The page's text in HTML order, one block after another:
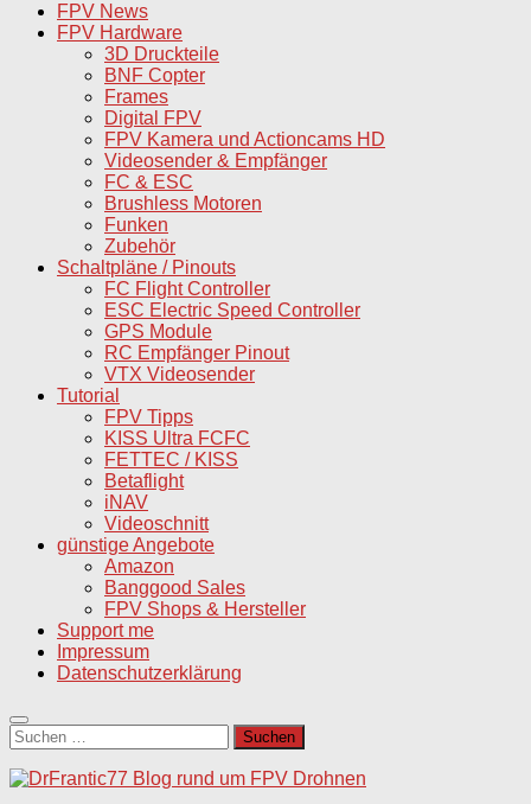
FPV News
FPV Hardware
3D Druckteile
BNF Copter
Frames
Digital FPV
FPV Kamera und Actioncams HD
Videosender & Empfänger
FC & ESC
Brushless Motoren
Funken
Zubehör
Schaltpläne / Pinouts
FC Flight Controller
ESC Electric Speed Controller
GPS Module
RC Empfänger Pinout
VTX Videosender
Tutorial
FPV Tipps
KISS Ultra FCFC
FETTEC / KISS
Betaflight
iNAV
Videoschnitt
günstige Angebote
Amazon
Banggood Sales
FPV Shops & Hersteller
Support me
Impressum
Datenschutzerklärung
Suchen
nach: